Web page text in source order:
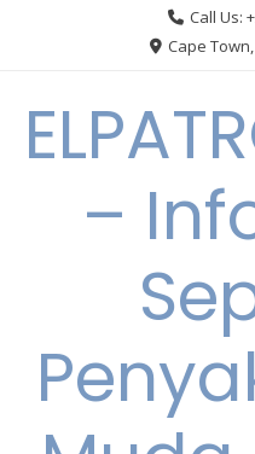
Call Us:
Cape
–